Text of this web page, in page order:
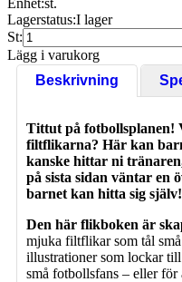
Lagerstatus:I lager
St:
Lägg i varukorg
Beskrivning
Tittut på fotbollsplanen!
filtflikarna? Här kan
kanske hittar ni
på sista sidan väntar en
barnet kan hitta sig själv!
Den här flikboken är
mjuka filtflikar som tål
illustrationer som lockar
små fotbollsfans – eller för